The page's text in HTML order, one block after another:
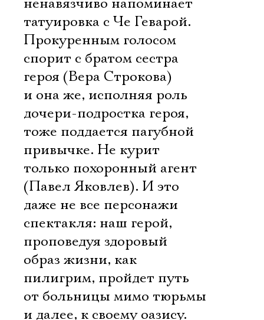
ненавязчиво напоминает
татуировка с Че Геварой.
Прокуренным голосом
спорит с братом сестра
героя (Вера Строкова)
и она же, исполняя роль
дочери-подростка героя,
тоже поддается пагубной
привычке. Не курит
только похоронный агент
(Павел Яковлев). И это
даже не все персонажи
спектакля: наш герой,
проповедуя здоровый
образ жизни, как
пилигрим, пройдет путь
от больницы мимо тюрьмы
и далее, к своему оазису.
Электропочта
Имя